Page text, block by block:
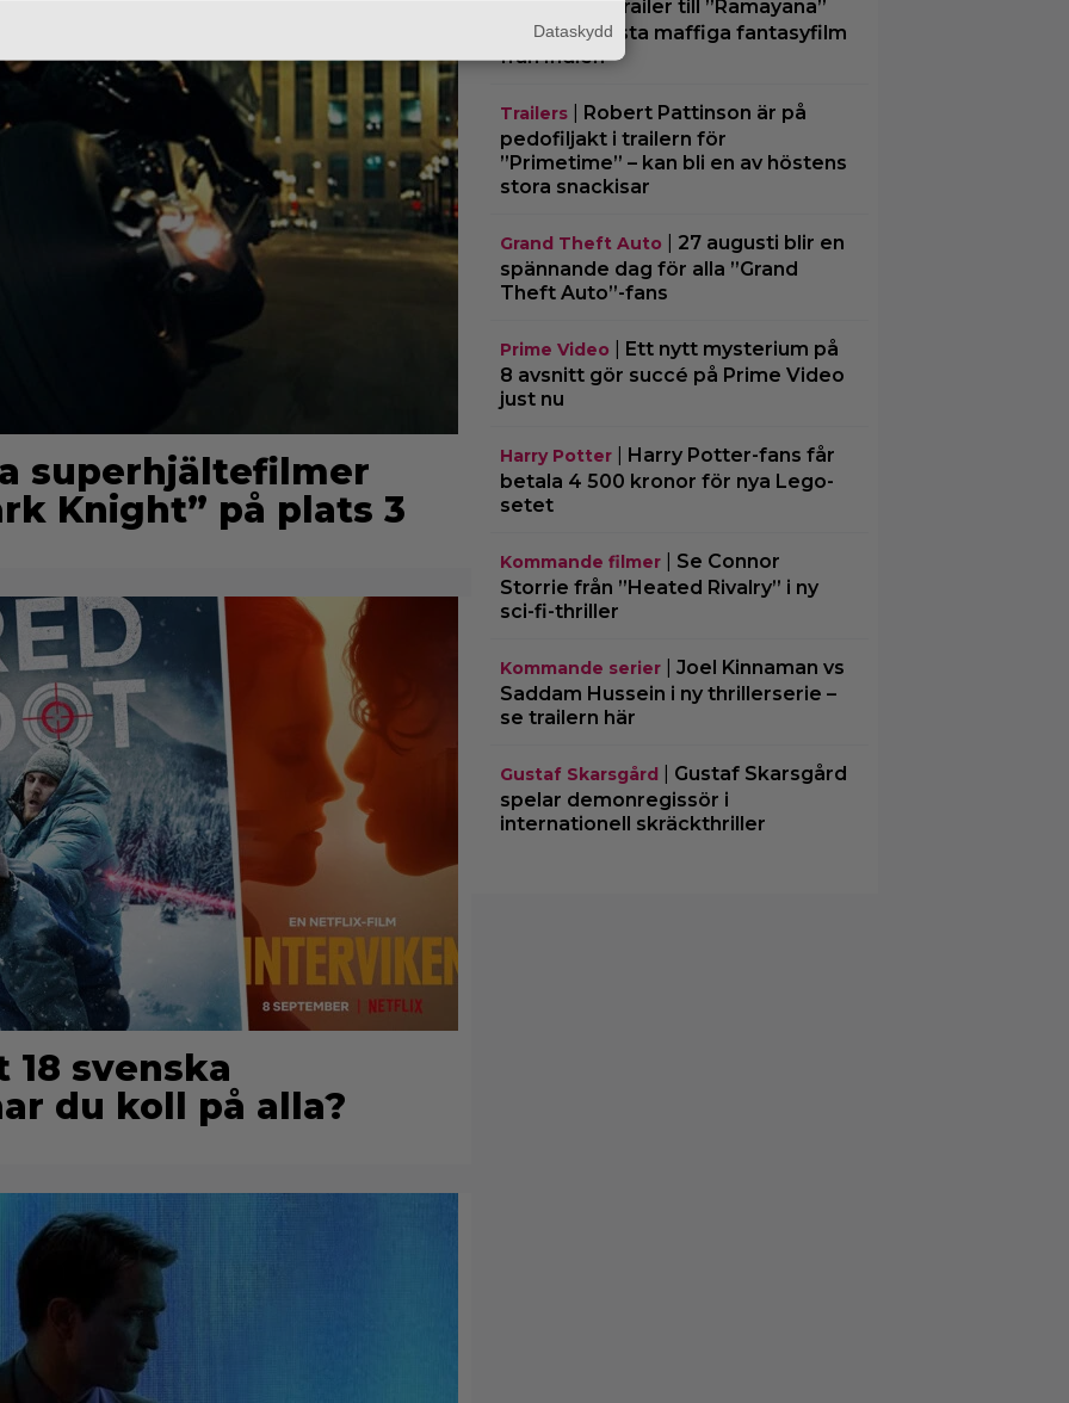
superhjältefilmer
Knight” på plats 3
svenska
du koll på alla?
Ny trailer till ”Ramayana”
visar upp nästa maffiga fantasyfilm
från Indien
Trailers| Robert Pattinson är på
pedofiljakt i trailern för
”Primetime” – kan bli en av höstens
stora snackisar
Grand Theft Auto
27 augusti blir en
spännande dag för alla ”Grand
Theft Auto”-fans
Prime Video
Ett nytt mysterium på
8 avsnitt gör succé på Prime Video
just nu
Harry Potter| Harry Potter-fans får
betala 4 500 kronor för nya Lego-
setet
Kommande filmer| Se Connor
Storrie från ”Heated Rivalry” i ny
sci-fi-thriller
Kommande serier| Joel Kinnaman vs
Saddam Hussein i ny thrillerserie –
se trailern här
Gustaf Skarsgård
Gustaf Skarsgård
spelar demonregissör i
internationell skräckthriller
Dataskydd